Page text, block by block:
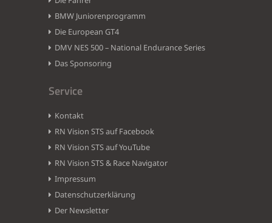
BMW Juniorenprogramm
Die European GT4
DMV NES 500 – National Endurance Series
Das Sponsoring
Service
Kontakt
RN Vision STS auf Facebook
RN Vision STS auf YouTube
RN Vision STS & Race Navigator
Impressum
Datenschutzerklärung
Der Newsletter